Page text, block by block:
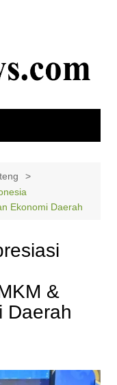
Ekonomi Daerah
&
Daerah